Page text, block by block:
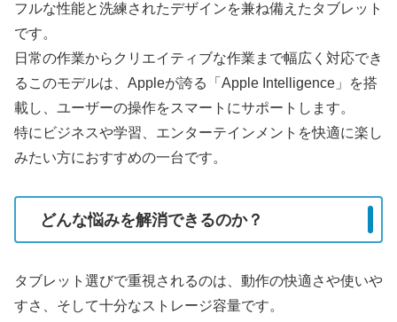
フルな性能と洗練されたデザインを兼ね備えたタブレット
です。
日常の作業からクリエイティブな作業まで幅広く対応でき
るこのモデルは、Appleが誇る「Apple Intelligence」を搭
載し、ユーザーの操作をスマートにサポートします。
特にビジネスや学習、エンターテインメントを快適に楽し
みたい方におすすめの一台です。
どんな悩みを解消できるのか？
タブレット選びで重視されるのは、動作の快適さや使いや
すさ、そして十分なストレージ容量です。